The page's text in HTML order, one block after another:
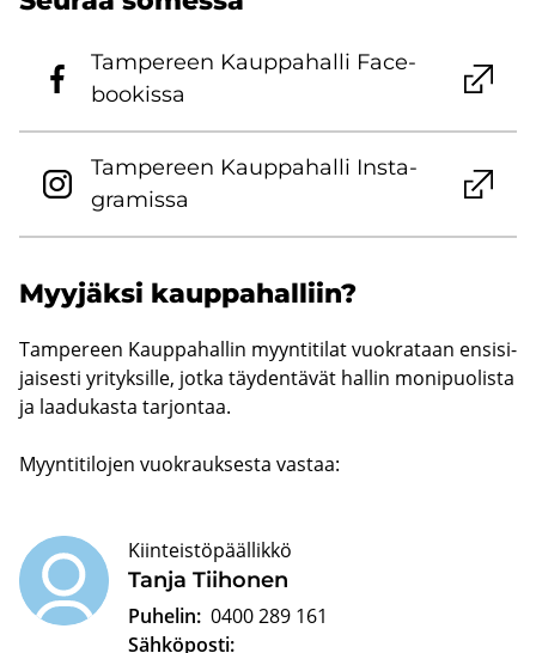
Tam­pe­reen Kaup­pa­hal­li Face­
boo­kis­sa
Tam­pe­reen Kaup­pa­hal­li Ins­ta­
gra­mis­sa
Myy­jäk­si kaup­pa­hal­liin?
Tam­pe­reen Kaup­pa­hal­lin myyn­ti­ti­lat vuo­kra­taan en­si­si­
jai­ses­ti yri­tyk­sil­le, jotka täy­den­tä­vät hal­lin mo­ni­puo­lis­ta
ja laa­du­kas­ta tar­jon­taa.
Myyn­ti­ti­lo­jen vuo­krauk­ses­ta vas­taa:
Tanja Tii­ho­nen
Kiinteistöpäällikkö
Puhelin: 0400 289 161
Sähköposti: